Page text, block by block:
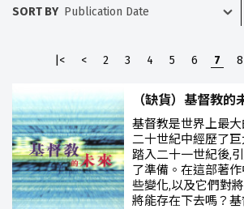
SORT BY
|<
< 2 3 4 5 6 7 8
（缺貨）基督教的
基督教是世界上最
二十世紀中經歷了
踏入二十一世紀後,
了準備。在這部著
些變化,以及它們對
將能存在下去嗎？基